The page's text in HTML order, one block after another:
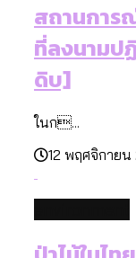
สถานการณ์
ที่ลงนาม
ดิบ]
ในก...
12 พฤศจิกายน